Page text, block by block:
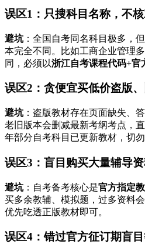
误区1：只搜科目名称，不
避坑：全国自考同名科目极多，
本完全不同。比如工商企业管理
同，必须以浙江自考课程代码+官
误区2：贪便宜买低价盗版
避坑：盗版教材存在页面缺失、
老旧版本会删减最新考纲考点，
年部分自考科目已更新教材，切勿
误区3：盲目购买大量辅导
避坑：自考备考核心是官方指定
买多余教辅、模拟题，过多资料
优先吃透正版教材即可。
误区4：错过官方征订期盲